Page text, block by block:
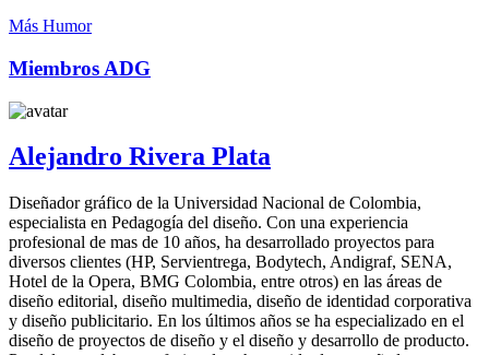
Más Humor
Miembros ADG
Alejandro Rivera Plata
Diseñador gráfico de la Universidad Nacional de Colombia,
especialista en Pedagogía del diseño. Con una experiencia
profesional de mas de 10 años, ha desarrollado proyectos para
diversos clientes (HP, Servientrega, Bodytech, Andigraf, SENA,
Hotel de la Opera, BMG Colombia, entre otros) en las áreas de
diseño editorial, diseño multimedia, diseño de identidad corporativa
y diseño publicitario. En los últimos años se ha especializado en el
diseño de proyectos de diseño y el diseño y desarrollo de producto.